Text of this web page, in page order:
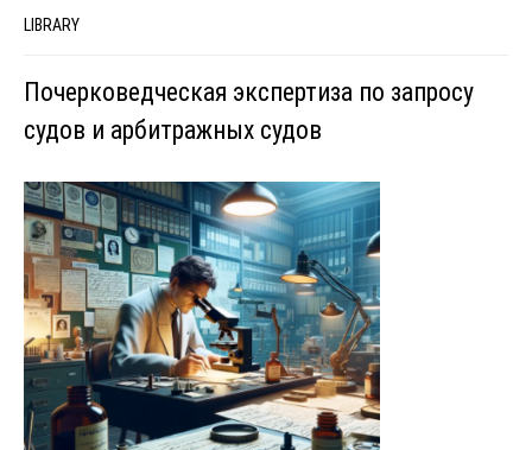
LIBRARY
Почерковедческая экспертиза по запросу
судов и арбитражных судов